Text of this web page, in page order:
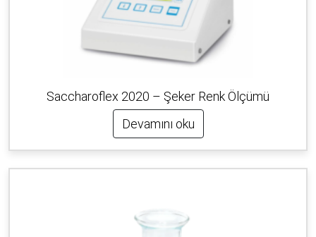
Saccharoflex 2020 – Şeker Renk Ölçümü
Devamını oku